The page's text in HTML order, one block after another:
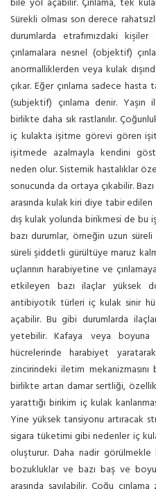
Sürekli olması son derece
durumlarda etrafımızdaki
çınlamalara nesnel (objektif)
anormalliklerden veya kulak
çıkar. Eğer çınlama sadece hasta
(subjektif) çınlama denir. Yaşın
birlikte daha sık rastlanılır.
iç kulakta işitme görevi gören
işitmede azalmayla kendini
neden olur. Sistemik hastalıklar
sonucunda da ortaya çıkabilir.
arasında kulak kiri diye tabir
dış kulak yolunda birikmesi de bu
bazı durumlar, örneğin uzun
süreli şiddetli gürültüye maruz
uçlarının harabiyetine ve
etkileyen bazı ilaçlar yüksek
antibiyotik türleri iç kulak sinir
açabilir. Bu gibi durumlarda
yetebilir. Kafaya veya
hücrelerinde harabiyet
zincirindeki iletim
birlikte artan damar sertliği,
yarattığı birikim iç kulak
Yine yüksek tansiyonu artıracak
sigara tüketimi gibi nedenler iç
oluşturur. Daha nadir görülmekle
bozukluklar ve bazı baş ve